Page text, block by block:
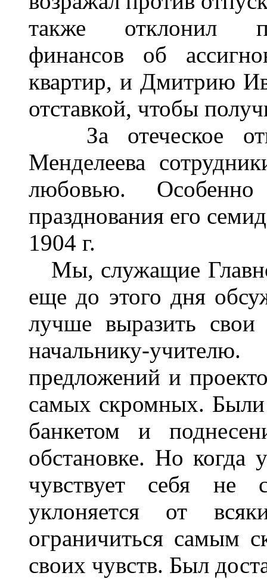
также отклонил
финансов об
квартир, и Дмитрию
отставкой, чтобы
За отеческое
Менделеева
любовью.
празднования его
1904 г.
Мы, служащие
еще до этого дня
лучше выразить свои
начальнику-
предложений и
самых скромных. Были
банкетом и
обстановке. Но когда
чувствует себя не
уклоняется от
ограничиться самым
своих чувств. Был